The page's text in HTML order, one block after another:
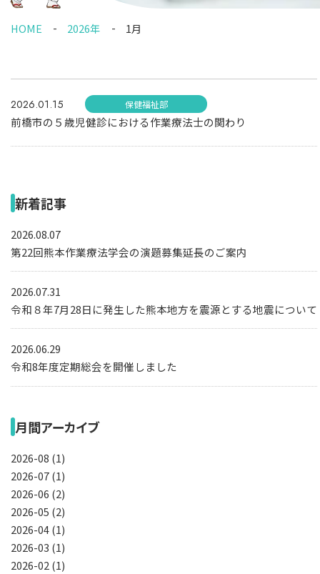
HOME 2026年 1月
2026.01.15 保健福祉部
前橋市の５歳児健診における作業療法士の関わり
新着記事
2026.08.07
第22回熊本作業療法学会の演題募集延長のご案内
2026.07.31
令和８年7月28日に発生した熊本地方を震源とする地震について
2026.06.29
令和8年度定期総会を開催しました
月間アーカイブ
2026-08 (1)
2026-07 (1)
2026-06 (2)
2026-05 (2)
2026-04 (1)
2026-03 (1)
2026-02 (1)